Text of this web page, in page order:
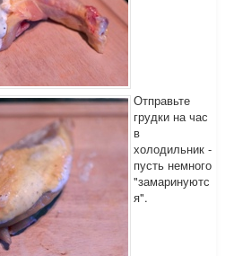
Отправьте
грудки на час
в
холодильник -
пусть немного
"замаринуютс
я".